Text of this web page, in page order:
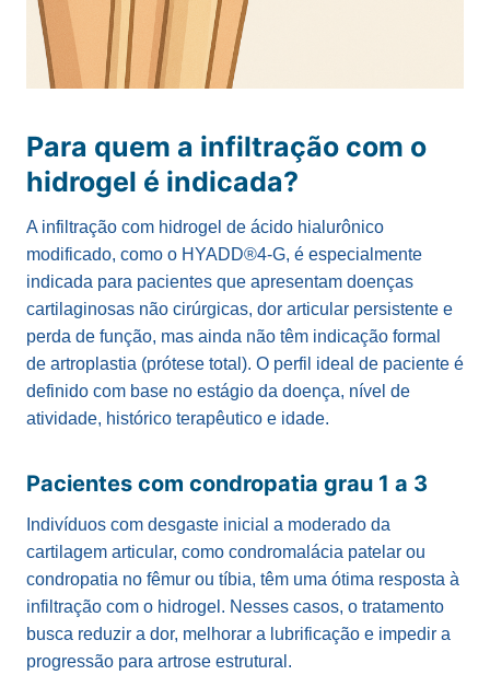
Para quem a infiltração com o
hidrogel é indicada?
A infiltração com hidrogel de ácido hialurônico
modificado, como o HYADD®4-G, é especialmente
indicada para pacientes que apresentam doenças
cartilaginosas não cirúrgicas, dor articular persistente e
perda de função, mas ainda não têm indicação formal
de artroplastia (prótese total). O perfil ideal de paciente é
definido com base no estágio da doença, nível de
atividade, histórico terapêutico e idade.
Pacientes com condropatia grau 1 a 3
Indivíduos com desgaste inicial a moderado da
cartilagem articular, como condromalácia patelar ou
condropatia no fêmur ou tíbia, têm uma ótima resposta à
infiltração com o hidrogel. Nesses casos, o tratamento
busca reduzir a dor, melhorar a lubrificação e impedir a
progressão para artrose estrutural.